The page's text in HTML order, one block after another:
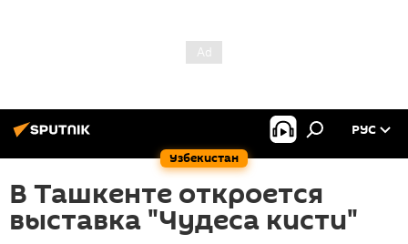
Узбекистан
РУС
В Ташкенте откроется
выставка "Чудеса кисти"